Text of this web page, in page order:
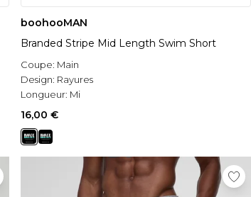
boohooMAN
Branded Stripe Mid Length Swim Short
Coupe: Main
Design: Rayures
Longueur: Mi
16,00 €